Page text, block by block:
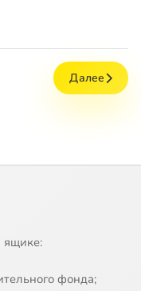
Далее
ящике:
фонда;